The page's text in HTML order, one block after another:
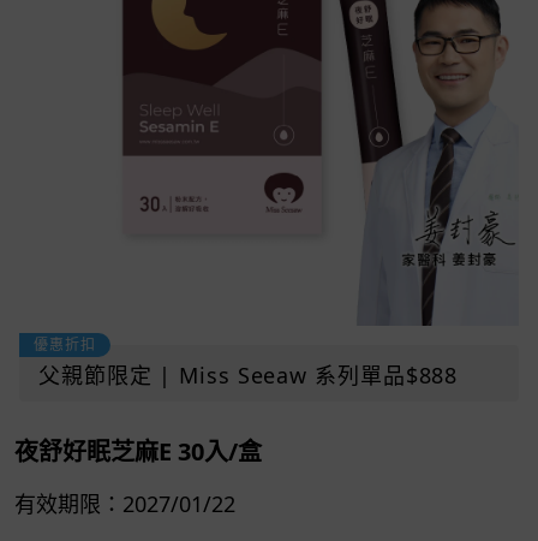
優惠折扣
父親節限定 | Miss Seeaw 系列單品$888
夜舒好眠芝麻E 30入/盒
有效期限：2027/01/22